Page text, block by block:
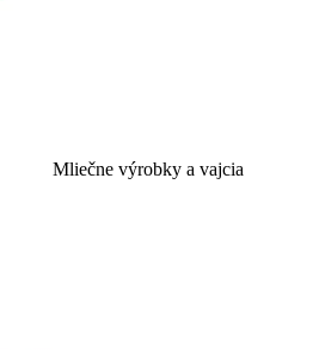
Mliečne výrobky a vajcia